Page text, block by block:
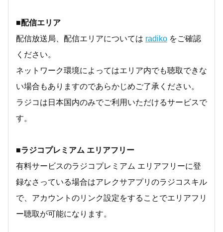
■配信エリア
配信放送局、配信エリアについては radiko をご確認
ください。
ネットワーク環境によってはエリア内でも聴取できな
い場合もありますのであらかじめご了承ください。
ラジコは日本国内のみでご利用いただけるサービスで
す。
■ラジコプレミアム エリアフリー
有料サービスのラジコプレミアム エリアフリーに登
録なさっている場合はアレクサアプリのラジコスキル
で、アカウントのリンク設定をすることでエリアフリ
ー聴取が可能になります。